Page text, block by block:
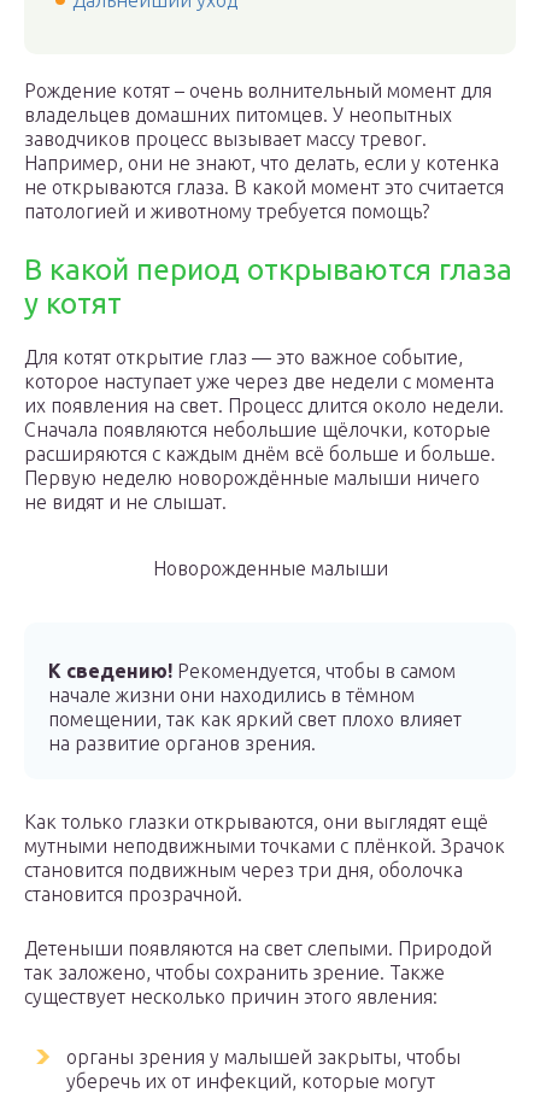
Рождение котят – очень волнительный момент для
владельцев домашних питомцев. У неопытных
заводчиков процесс вызывает массу тревог.
Например, они не знают, что делать, если у котенка
не открываются глаза. В какой момент это считается
патологией и животному требуется помощь?
В какой период открываются глаза
у котят
Для котят открытие глаз — это важное событие,
которое наступает уже через две недели с момента
их появления на свет. Процесс длится около недели.
Сначала появляются небольшие щёлочки, которые
расширяются с каждым днём всё больше и больше.
Первую неделю новорождённые малыши ничего
не видят и не слышат.
Новорожденные малыши
К сведению! Рекомендуется, чтобы в самом
начале жизни они находились в тёмном
помещении, так как яркий свет плохо влияет
на развитие органов зрения.
Как только глазки открываются, они выглядят ещё
мутными неподвижными точками с плёнкой. Зрачок
становится подвижным через три дня, оболочка
становится прозрачной.
Детеныши появляются на свет слепыми. Природой
так заложено, чтобы сохранить зрение. Также
существует несколько причин этого явления:
органы зрения у малышей закрыты, чтобы
уберечь их от инфекций, которые могут